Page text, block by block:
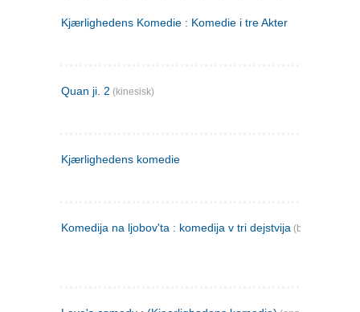
Kjærlighedens Komedie : Komedie i tre Akter
Quan ji. 2 (kinesisk)
Kjærlighedens komedie
Komedija na ljobov'ta : komedija v tri dejstvija (bulgarsk)